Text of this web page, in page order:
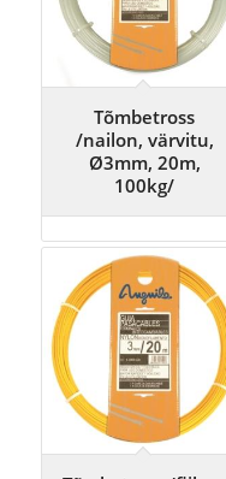
Tõmbetross
/nailon, värvitu,
Ø3mm, 20m,
100kg/